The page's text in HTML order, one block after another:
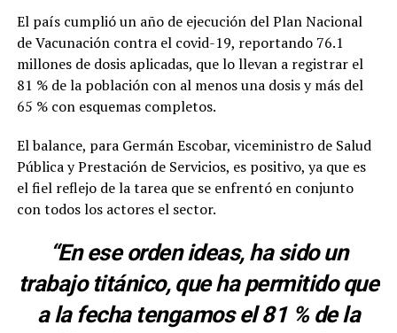
El país cumplió un año de ejecución del Plan Nacional
de Vacunación contra el covid-19, reportando 76.1
millones de dosis aplicadas, que lo llevan a registrar el
81 % de la población con al menos una dosis y más del
65 % con esquemas completos.
El balance, para Germán Escobar, viceministro de Salud
Pública y Prestación de Servicios, es positivo, ya que es
el fiel reflejo de la tarea que se enfrentó en conjunto
con todos los actores el sector.
“En ese orden ideas, ha sido un
trabajo titánico, que ha permitido que
a la fecha tengamos el 81 % de la